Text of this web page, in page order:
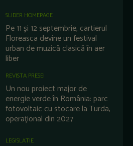
SLIDER HOMEPAGE
Pe 11 și 12 septembrie, cartierul
Floreasca devine un festival
urban de muzică clasică în aer
liber
REVISTA PRESEI
Un nou proiect major de
energie verde în România: parc
fotovoltaic cu stocare la Turda,
operațional din 2027
LEGISLATIE